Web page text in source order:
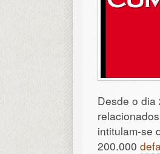
Desde o
intitulam-se
200.000